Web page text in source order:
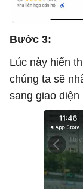
Bước 3:
Lúc này hiển
chúng ta sẽ
sang giao